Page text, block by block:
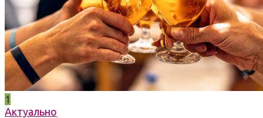
1
Актуально